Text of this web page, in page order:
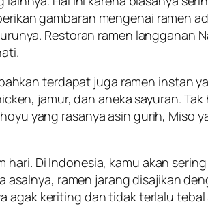
gambaran mengenai ramen
Restoran ramen langganan
terdapat juga ramen instan
, jamur, dan aneka sayuran.
yang rasanya asin gurih, Miso
Di Indonesia, kamu akan
ramen jarang disajikan
agak keriting dan tidak terlalu